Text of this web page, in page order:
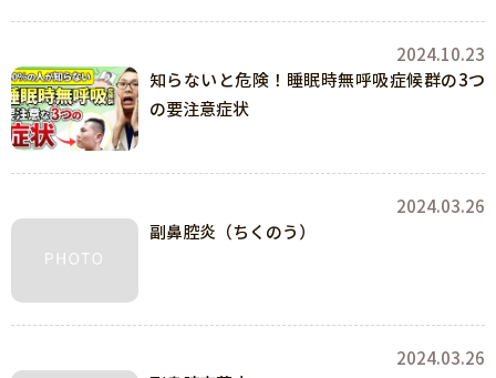
2024.10.23
知らないと危険！睡眠時無呼吸症候群の3つ
の要注意症状
2024.03.26
副鼻腔炎（ちくのう）
2024.03.26